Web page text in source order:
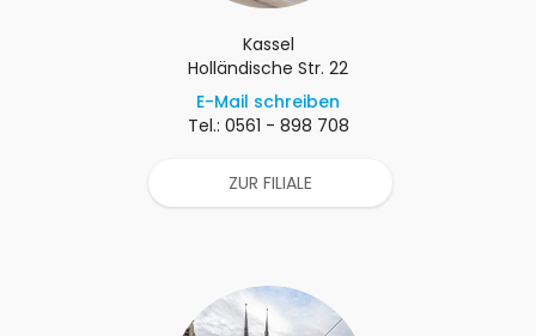
Kassel
Holländische Str. 22
E-Mail schreiben
Tel.: 0561 - 898 708
ZUR FILIALE